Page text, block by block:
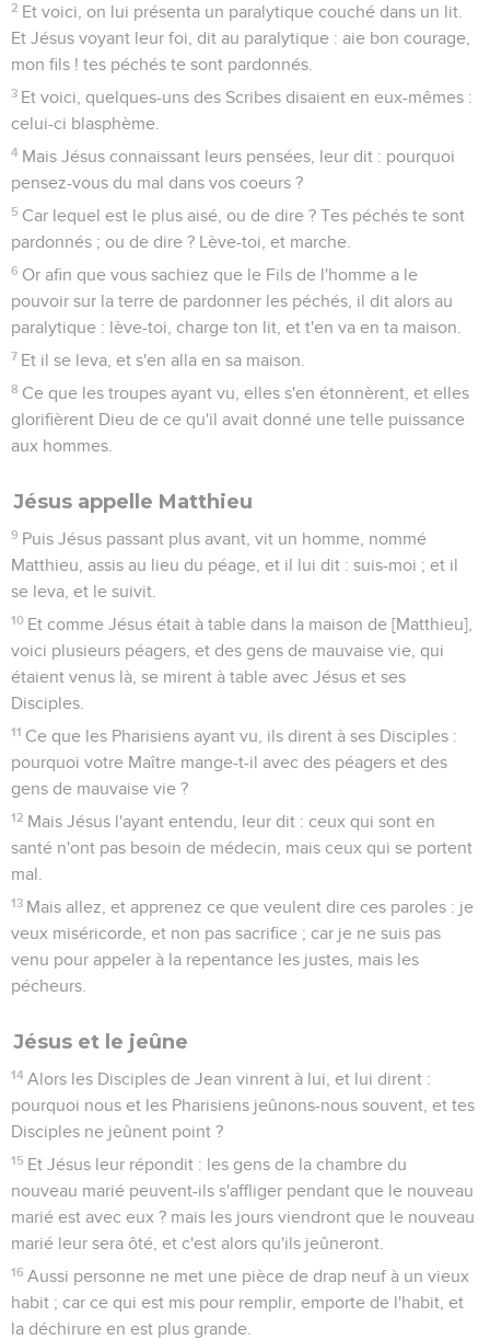
2 Et voici, on lui présenta un paralytique couché dans un lit.
Et Jésus voyant leur foi, dit au paralytique : aie bon courage,
mon fils ! tes péchés te sont pardonnés.
3 Et voici, quelques-uns des Scribes disaient en eux-mêmes :
celui-ci blasphème.
4 Mais Jésus connaissant leurs pensées, leur dit : pourquoi
pensez-vous du mal dans vos coeurs ?
5 Car lequel est le plus aisé, ou de dire ? Tes péchés te sont
pardonnés ; ou de dire ? Lève-toi, et marche.
6 Or afin que vous sachiez que le Fils de l'homme a le
pouvoir sur la terre de pardonner les péchés, il dit alors au
paralytique : lève-toi, charge ton lit, et t'en va en ta maison.
7 Et il se leva, et s'en alla en sa maison.
8 Ce que les troupes ayant vu, elles s'en étonnèrent, et elles
glorifièrent Dieu de ce qu'il avait donné une telle puissance
aux hommes.
Jésus appelle Matthieu
9 Puis Jésus passant plus avant, vit un homme, nommé
Matthieu, assis au lieu du péage, et il lui dit : suis-moi ; et il
se leva, et le suivit.
10 Et comme Jésus était à table dans la maison de [Matthieu],
voici plusieurs péagers, et des gens de mauvaise vie, qui
étaient venus là, se mirent à table avec Jésus et ses
Disciples.
11 Ce que les Pharisiens ayant vu, ils dirent à ses Disciples :
pourquoi votre Maître mange-t-il avec des péagers et des
gens de mauvaise vie ?
12 Mais Jésus l'ayant entendu, leur dit : ceux qui sont en
santé n'ont pas besoin de médecin, mais ceux qui se portent
mal.
13 Mais allez, et apprenez ce que veulent dire ces paroles : je
veux miséricorde, et non pas sacrifice ; car je ne suis pas
venu pour appeler à la repentance les justes, mais les
pécheurs.
Jésus et le jeûne
14 Alors les Disciples de Jean vinrent à lui, et lui dirent :
pourquoi nous et les Pharisiens jeûnons-nous souvent, et tes
Disciples ne jeûnent point ?
15 Et Jésus leur répondit : les gens de la chambre du
nouveau marié peuvent-ils s'affliger pendant que le nouveau
marié est avec eux ? mais les jours viendront que le nouveau
marié leur sera ôté, et c'est alors qu'ils jeûneront.
16 Aussi personne ne met une pièce de drap neuf à un vieux
habit ; car ce qui est mis pour remplir, emporte de l'habit, et
la déchirure en est plus grande.